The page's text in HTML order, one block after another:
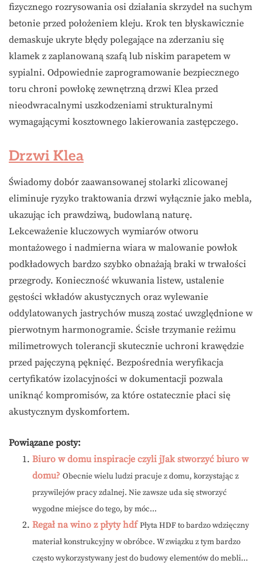
fizycznego rozrysowania osi działania skrzydeł na suchym
betonie przed położeniem kleju. Krok ten błyskawicznie
demaskuje ukryte błędy polegające na zderzaniu się
klamek z zaplanowaną szafą lub niskim parapetem w
sypialni. Odpowiednie zaprogramowanie bezpiecznego
toru chroni powłokę zewnętrzną drzwi Klea przed
nieodwracalnymi uszkodzeniami strukturalnymi
wymagającymi kosztownego lakierowania zastępczego.
Drzwi Klea
Świadomy dobór zaawansowanej stolarki zlicowanej
eliminuje ryzyko traktowania drzwi wyłącznie jako mebla,
ukazując ich prawdziwą, budowlaną naturę.
Lekceważenie kluczowych wymiarów otworu
montażowego i nadmierna wiara w malowanie powłok
podkładowych bardzo szybko obnażają braki w trwałości
przegrody. Konieczność wkuwania listew, ustalenie
gęstości wkładów akustycznych oraz wylewanie
oddylatowanych jastrychów muszą zostać uwzględnione w
pierwotnym harmonogramie. Ścisłe trzymanie reżimu
milimetrowych tolerancji skutecznie uchroni krawędzie
przed pajęczyną pęknięć. Bezpośrednia weryfikacja
certyfikatów izolacyjności w dokumentacji pozwala
uniknąć kompromisów, za które ostatecznie płaci się
akustycznym dyskomfortem.
Powiązane posty:
Biuro w domu inspiracje czyli jJak stworzyć biuro w
domu? Obecnie wielu ludzi pracuje z domu, korzystając z
przywilejów pracy zdalnej. Nie zawsze uda się stworzyć
wygodne miejsce do tego, by móc...
Regał na wino z płyty hdf Płyta HDF to bardzo wdzięczny
materiał konstrukcyjny w obróbce. W związku z tym bardzo
często wykorzystywany jest do budowy elementów do mebli...